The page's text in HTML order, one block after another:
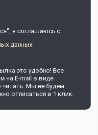
я соглашаюсь c
данных
это удобно! Все
на E-mail в виде
Мы не будем
отписаться в 1 клик.